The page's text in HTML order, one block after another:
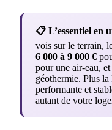
📋 L’essentiel en
vois sur le terrain,
6 000 à 9 000 €
pour une air-eau,
géothermie. Plus
performante et
autant de votre